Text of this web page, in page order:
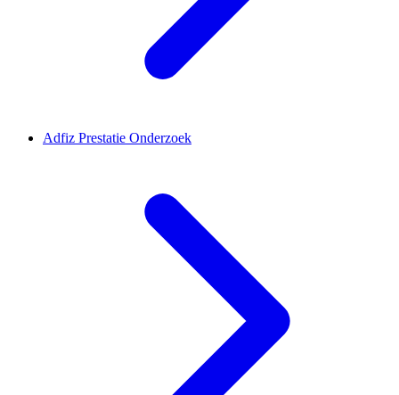
Adfiz Prestatie Onderzoek